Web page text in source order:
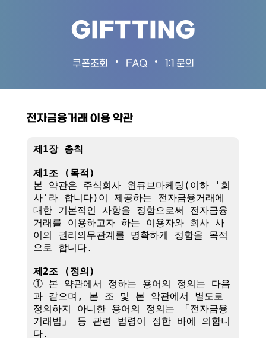
GIFTTING
쿠폰조회 • FAQ • 1:1 문의
전자금융거래 이용 약관
제1장 총칙
제1조 (목적)
본 약관은 주식회사 윈큐브마케팅(이하 '회
사'라 합니다)이 제공하는 전자금융거래에
대한 기본적인 사항을 정함으로써 전자금융
거래를 이용하고자 하는 이용자와 회사 사
이의 권리의무관계를 명확하게 정함을 목적
으로 합니다.
제2조 (정의)
① 본 약관에서 정하는 용어의 정의는 다음
과 같으며, 본 조 및 본 약관에서 별도로
정의하지 아니한 용어의 정의는 「전자금융
거래법」 등 관련 법령이 정한 바에 의합니
다.